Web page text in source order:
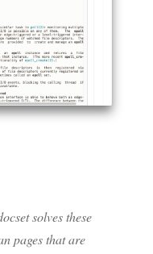
solves these
pages that are